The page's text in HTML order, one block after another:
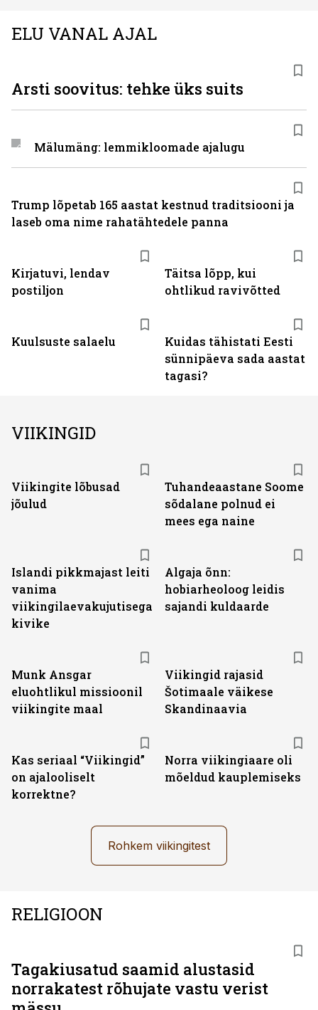
ELU VANAL AJAL
Kirjatuvi, lendav
postiljon
Täitsa lõpp, kui
ohtlikud ravivõtted
Kuulsuste salaelu
Kuidas tähistati Eesti
sünnipäeva sada aastat
tagasi?
Arsti soovitus: tehke üks suits
Mälumäng: lemmikloomade ajalugu
Trump lõpetab 165 aastat kestnud traditsiooni ja
laseb oma nime rahatähtedele panna
VIIKINGID
Viikingite lõbusad
jõulud
Tuhandeaastane Soome
sõdalane polnud ei
mees ega naine
Islandi pikkmajast leiti
vanima
viikingilaevakujutisega
kivike
Algaja õnn:
hobiarheoloog leidis
sajandi kuldaarde
Munk Ansgar
eluohtlikul missioonil
viikingite maal
Viikingid rajasid
Šotimaale väikese
Skandinaavia
Kas seriaal “Viikingid”
on ajalooliselt
korrektne?
Norra viikingiaare oli
mõeldud kauplemiseks
Rohkem viikingitest
RELIGIOON
Tagakiusatud saamid alustasid
norrakatest rõhujate vastu verist